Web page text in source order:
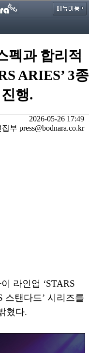
펙과 합리적
ARIES’ 3종
행.
2026-05-26 17:49
집부 press@bodnara.co.kr
라인업 ‘STARS
스탠다드’ 시리즈를
혔다.